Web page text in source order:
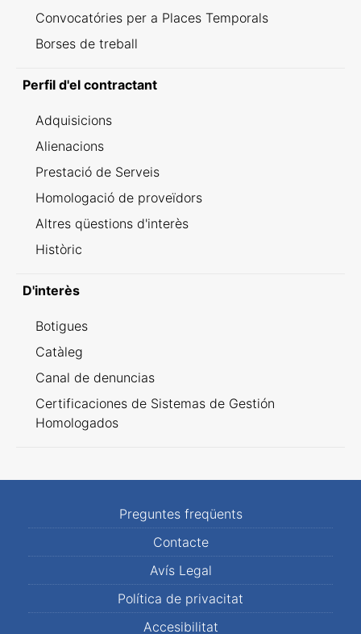
Convocatóries per a Places Temporals
Borses de treball
Perfil d'el contractant
Adquisicions
Alienacions
Prestació de Serveis
Homologació de proveïdors
Altres qüestions d'interès
Històric
D'interès
Botigues
Catàleg
Canal de denuncias
Certificaciones de Sistemas de Gestión
Homologados
Preguntes freqüents
Contacte
Avís Legal
Política de privacitat
Accesibilitat